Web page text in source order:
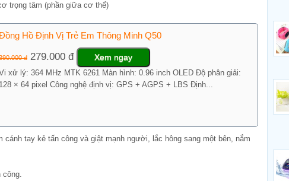
trọng tâm (phần giữa cơ thể)
Hồ Định Vị Trẻ Em Thông Minh Q50
đ 279.000 đ Xem ngay
xử lý: 364 MHz MTK 6261 Màn hình: 0.96 inch OLED Độ phân giải:
128 × 64 pixel Công nghệ định vị: GPS + AGPS + LBS Định...
cánh tay kẻ tấn công và giật mạnh người, lắc hông sang một bên, nắm
công.